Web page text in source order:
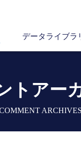
データライブラ
トアー
ARCHIVES